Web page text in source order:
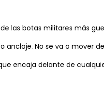
las botas militares más
No se va a mover
encaja delante de